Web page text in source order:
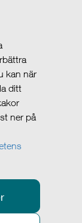
kan när
ditt
ner på